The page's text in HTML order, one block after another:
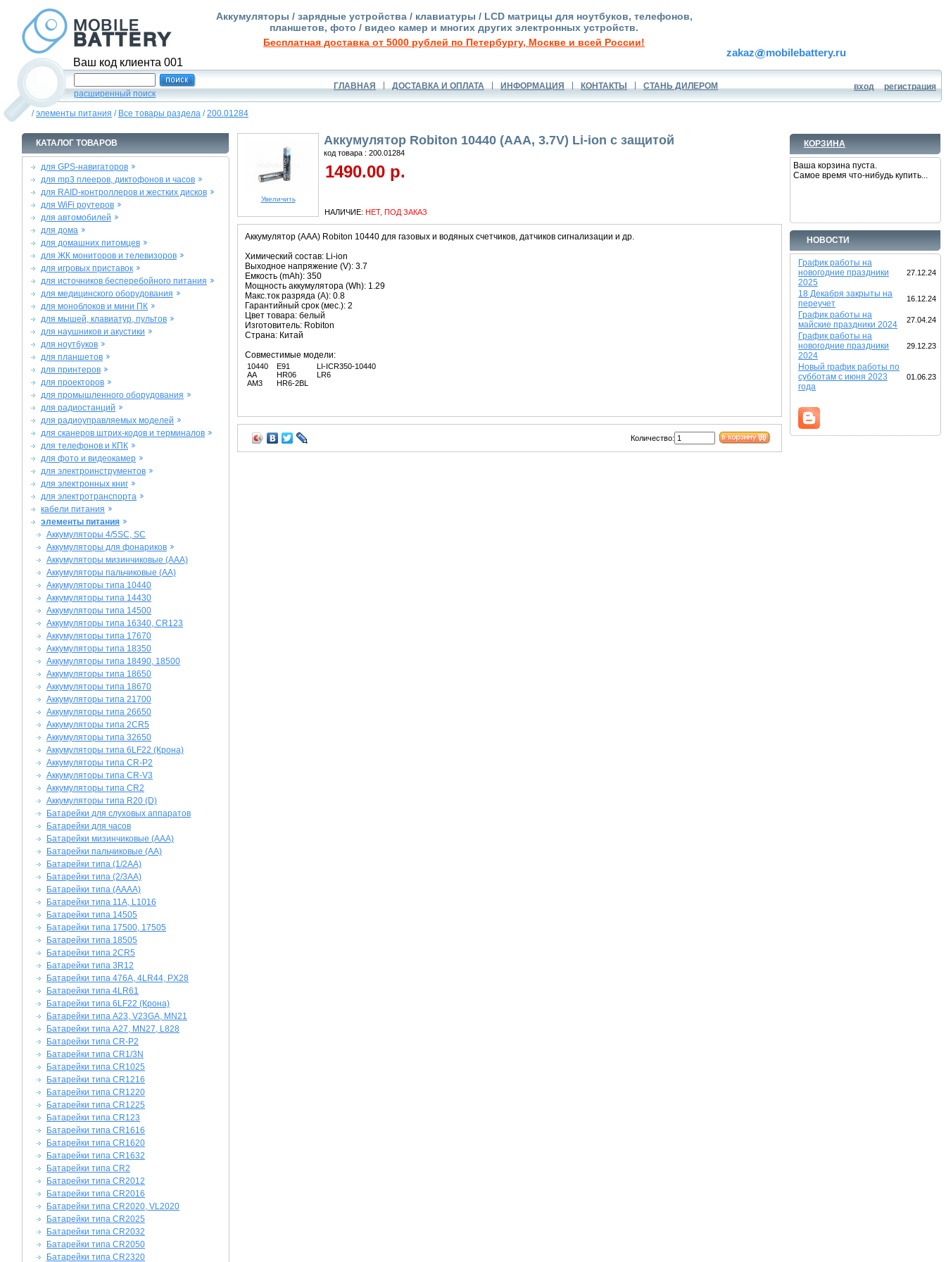
Ваш код клиента 001
Аккумуляторы / зарядные устройства / клавиатуры / LCD матрицы для ноутбуков, телефонов,
планшетов, фото / видео камер и многих других электронных устройств.
Бесплатная доставка от 5000 рублей по Петербургу, Москве и всей России!
zakaz mobilebattery.ru
расширенный поиск
ГЛАВНАЯ ДОСТАВКА И ОПЛАТА ИНФОРМАЦИЯ КОНТАКТЫ СТАНЬ ДИЛЕРОМ вход регистрация
/элементы питания / Все товары раздела /200.01284
КОРЗИНА
Ваша корзина пуста.
Самое время что-нибудь купить...
НОВОСТИ
График работы на
новогодние праздники
2025
27.12.24
18 Декабря закрыты на
переучет
16.12.24
График работы на
майские праздники 2024
27.04.24
График работы на
новогодние праздники
2024
29.12.23
Новый график работы по
субботам с июня 2023
года
01.06.23
КАТАЛОГ ТОВАРОВ
для GPS-навигаторов
для mp3 плееров, диктофонов и часов
для RAID-контроллеров и жестких дисков
для WiFi роутеров
для автомобилей
для дома
для домашних питомцев
для ЖК мониторов и телевизоров
для игровых приставок
для источников бесперебойного питания
для медицинского оборудования
для моноблоков и мини ПК
для мышей, клавиатур, пультов
для наушников и акустики
для ноутбуков
для планшетов
для принтеров
для проекторов
для промышленного оборудования
для радиостанций
для радиоуправляемых моделей
для сканеров штрих-кодов и терминалов
для телефонов и КПК
для фото и видеокамер
для электроинструментов
для электронных книг
для электротранспорта
кабели питания
элементы питания
Аккумуляторы 4/5SC, SC
Аккумуляторы для фонариков
Аккумуляторы мизинчиковые (AAA)
Аккумуляторы пальчиковые (AA)
Аккумуляторы типа 10440
Аккумуляторы типа 14430
Аккумуляторы типа 14500
Аккумуляторы типа 16340, CR123
Аккумуляторы типа 17670
Аккумуляторы типа 18350
Аккумуляторы типа 18490, 18500
Аккумуляторы типа 18650
Аккумуляторы типа 18670
Аккумуляторы типа 21700
Аккумуляторы типа 26650
Аккумуляторы типа 2CR5
Аккумуляторы типа 32650
Аккумуляторы типа 6LF22 (Крона)
Аккумуляторы типа CR-P2
Аккумуляторы типа CR-V3
Аккумуляторы типа CR2
Аккумуляторы типа R20 (D)
Батарейки для слуховых аппаратов
Батарейки для часов
Батарейки мизинчиковые (AAA)
Батарейки пальчиковые (AA)
Батарейки типа (1/2AA)
Батарейки типа (2/3AA)
Батарейки типа (AAAA)
Батарейки типа 11A, L1016
Батарейки типа 14505
Батарейки типа 17500, 17505
Батарейки типа 18505
Батарейки типа 2CR5
Батарейки типа 3R12
Батарейки типа 476A, 4LR44, PX28
Батарейки типа 4LR61
Батарейки типа 6LF22 (Крона)
Батарейки типа A23, V23GA, MN21
Батарейки типа A27, MN27, L828
Батарейки типа CR-P2
Батарейки типа CR1/3N
Батарейки типа CR1025
Батарейки типа CR1216
Батарейки типа CR1220
Батарейки типа CR1225
Батарейки типа CR123
Батарейки типа CR1616
Батарейки типа CR1620
Батарейки типа CR1632
Батарейки типа CR2
Батарейки типа CR2012
Батарейки типа CR2016
Батарейки типа CR2020, VL2020
Батарейки типа CR2025
Батарейки типа CR2032
Батарейки типа CR2050
Батарейки типа CR2320
Увеличить
Аккумулятор Robiton 10440 (AAA, 3.7V) Li-ion с защитой
код товара : 200.01284
1490.00 р.
НАЛИЧИЕ: НЕТ, ПОД ЗАКАЗ
Аккумулятор (AAA) Robiton 10440 для газовых и водяных счетчиков, датчиков сигнализации и др.
Химический состав: Li-ion
Выходное напряжение (V): 3.7
Емкость (mAh): 350
Мощность аккумулятора (Wh): 1.29
Макс.ток разряда (A): 0.8
Гарантийный срок (мес.): 2
Цвет товара: белый
Изготовитель: Robiton
Страна: Китай
Совместимые модели:
10440
AA
AM3
E91
HR06
HR6-2BL
LI-ICR350-10440
LR6
Количество: